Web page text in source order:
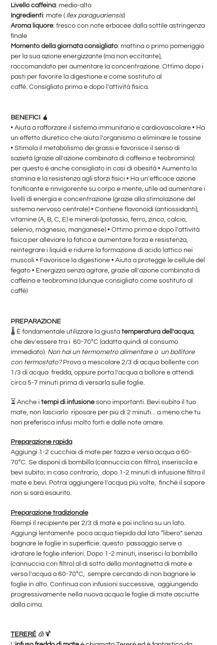
Livello caffeina: medio-alto
Ingredienti: mate ( Ilex paraguariensis)
Aroma liquore: fresco con note erbacee dalla sottile astringenza
finale
Momento della giornata consigliato: mattina o primo pomeriggio
per la sua azione energizzante (ma non eccitante),
raccomandato per aumentare la concentrazione. Ottimo dopo i
pasti per favorire la digestione e come sostituto al
caffè. Consigliato prima e dopo l'attività fisica.
BENEFICI 🧉
• Aiuta a rafforzare il sistema immunitario e cardiovascolare • Ha
un effetto diuretico che aiuta l'organismo a eliminare le tossine
• Stimola il metabolismo dei grassi e favorisce il senso di
sazietà (grazie all'azione combinata di caffeina e teobromina):
per questo è anche consigliato in casi di obesità • Aumenta la
stamina e la resistenza agli sforzi fisici • Ha un'efficace azione
tonificante e rinvigorente su corpo e mente, utile ad aumentare i
livelli di energia e concentrazione (grazie alla stimolazione del
sistema nervoso centrale) • Contiene flavonoidi (antiossidanti),
vitamine (A, B, C, E) e minerali (potassio, ferro, zinco, calcio,
selenio, magnesio, manganese) • Ottimo prima e dopo l'attività
fisica per alleviare la fatica e aumentare forza e resistenza,
reintegrare i liquidi e ridurre la formazione di acido lattico nei
muscoli • Favorisce la digestione • Aiuta a protegge le cellule del
fegato • Energizza senza agitare, grazie all'azione combinata di
caffeina e teobromina (dunque consigliato come sostituto al
caffè)
PREPARAZIONE
🌡️ È fondamentale utilizzare la giusta temperatura dell'acqua
che dev'essere tra i 60-70ºC (adatta quindi al consumo
immediato). Non hai un termometro alimentare o un bollitore
con termostato?Prova a mescolare 2/3 di acqua bollente con
1/3 di acqua fredda, oppure porta l'acqua a bollore e attendi
circa 5-7 minuti prima di versarla sulle foglie.
⏳ Anche i tempi di infusione sono importanti. Bevi subito il tuo
mate, non lasciarlo riposare per più di 2 minuti... a meno che tu
non preferisca infusi molto forti e dalle note amare.
Preparazione rapida
Aggiungi 1-2 cucchiai di mate per tazza e versa acqua a 60-
70ºC. Se disponi di bombilla (cannuccia con filtro), inseriscila e
bevi subito; in caso contrario, dopo 1-2 minuti di infusione filtra il
mate e bevi. Potrai aggiungere l'acqua più volte, finché il sapore
non si sarà esaurito.
Preparazione tradizionale
Riempi il recipiente per 2/3 di mate e poi inclina su un lato.
Aggiungi lentamente poca acqua tiepida dal lato “libero” senza
bagnare le foglie in superficie: questo passaggio serve a
idratare le foglie inferiori. Dopo 1-2 minuti, inserisci la bombilla
(cannuccia con filtro) al di sotto della montagnetta di mate e
versa l'acqua a 60-70ºC, sempre cercando di non bagnare le
foglie in alto. Continua con infusioni successive, aggiungendo
progressivamente nella nuova acqua le foglie di mate asciutte
dalla cima.
TERERÉ 🧊🍹